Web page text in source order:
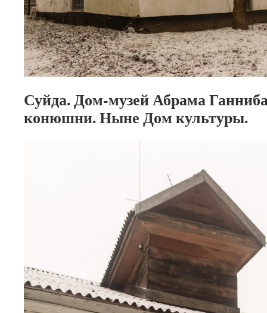
Суйда. Дом-музей Абрама
конюшни. Ныне Дом культуры.